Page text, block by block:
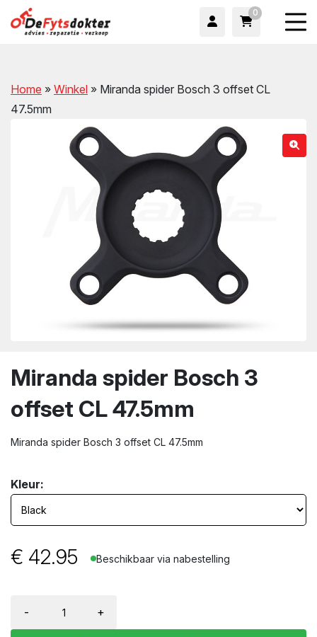
0
Home » Winkel » Miranda spider Bosch 3 offset CL
47.5mm
Miranda spider Bosch 3
offset CL 47.5mm
Miranda spider Bosch 3 offset CL 47.5mm
Kleur:
€ 42.95 Beschikbaar via nabestelling
- +